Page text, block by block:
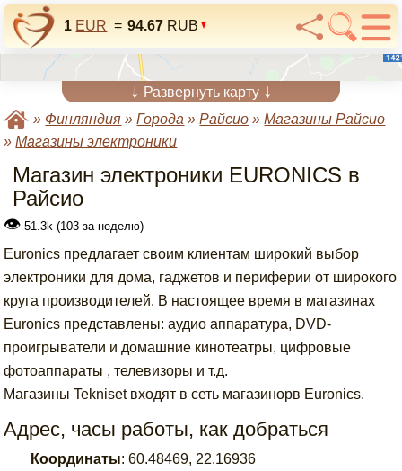
1 EUR = 94.67 RUB
↓ Развернуть карту ↓
» Финляндия »Города »Райсио »Магазины Райсио
»Магазины электроники
Магазин электроники EURONICS в
Райсио
👁 51.3k (103 за неделю)
Euronics предлагает своим клиентам широкий выбор
электроники для дома, гаджетов и периферии от широкого
круга производителей. В настоящее время в магазинах
Euronics представлены: аудио аппаратура, DVD-
проигрыватели и домашние кинотеатры, цифровые
фотоаппараты , телевизоры и т.д.
МагазиныTeknisetвходят в сеть магазинорв Euronics.
Адрес, часы работы, как добраться
Координаты: 60.48469, 22.16936